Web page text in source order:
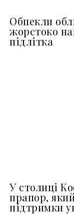
Обпекли
жорстоко
підлітка
У столиці
прапор,
підтримки